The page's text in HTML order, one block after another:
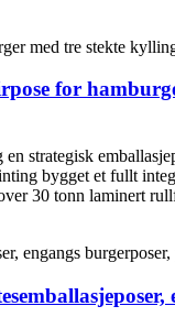
for
strategisk
bygget et fullt
30 tonn laminert